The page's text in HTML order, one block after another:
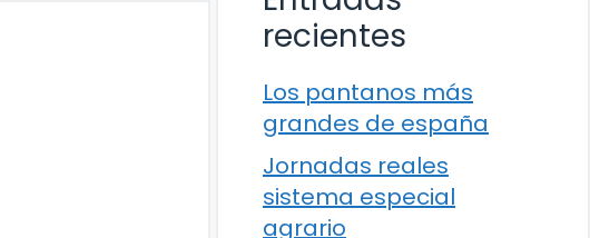
recientes
Los pantanos más
grandes de españa
Jornadas reales
sistema especial
agrario